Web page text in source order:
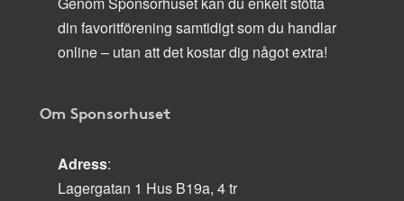
din favoritförening samtidigt som du handlar
online – utan att det kostar dig något extra!
Om Sponsorhuset
Adress:
Lagergatan 1 Hus B19a, 4 tr